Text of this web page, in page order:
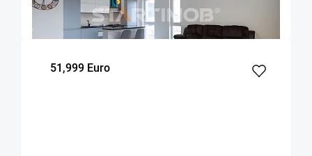
2
dormitoare Etaj
51,999 Euro